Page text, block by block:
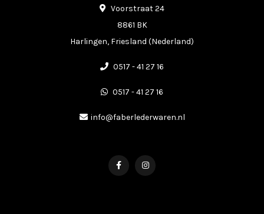
Voorstraat 24
8861 BK
Harlingen, Friesland (Nederland)
0517 - 41 27 16
0517 - 41 27 16
info@faberlederwaren.nl